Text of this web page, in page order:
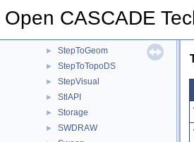
Open CASCADE
► STEPSelections
► StepToGeom
► StepToTopoDS
► StepVisual
► StlAPI
► Storage
► SWDRAW